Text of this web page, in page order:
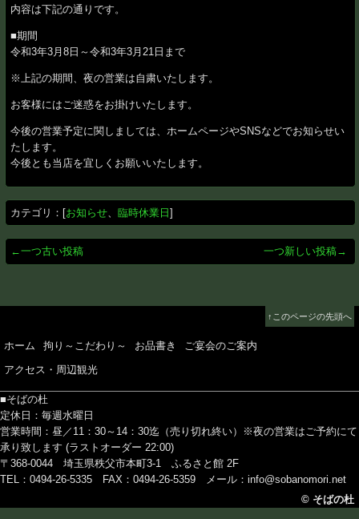
内容は下記の通りです。
■期間
令和3年3月8日～令和3年3月21日まで
※上記の期間、夜の営業は自粛いたします。
お客様にはご迷惑をお掛けいたします。
今後の営業予定に関しましては、ホームページやSNSなどでお知らせい
たします。
今後とも当店を宜しくお願いいたします。
カテゴリ：[お知らせ、 臨時休業日]
←一つ古い投稿 一つ新しい投稿→
↑このページの先頭へ
ホーム 拘り～こだわり～ お品書き
ご宴会のご案内
アクセス・周辺観光
■そばの杜
定休日：毎週水曜日
営業時間：昼／11：30～14：30迄（売り切れ終い）※夜の営業はご予約にて
承り致します (ラストオーダー 22:00)
〒368-0044 埼玉県秩父市本町3-1 ふるさと館 2F
TEL：0494-26-5335 FAX：0494-26-5359
メール：info@sobanomori.net
© そばの杜